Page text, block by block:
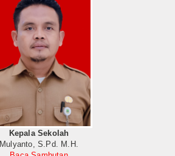
Kepala Sekolah
Mulyanto, S.Pd. M.H.